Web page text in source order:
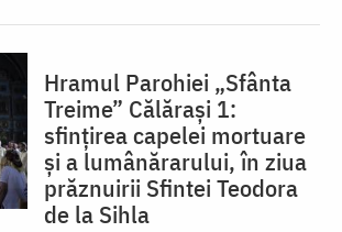
Hramul Parohiei „Sfânta
Treime” Călărași 1:
sfințirea capelei mortuare
și a lumânărarului, în ziua
prăznuirii Sfintei Teodora
de la Sihla